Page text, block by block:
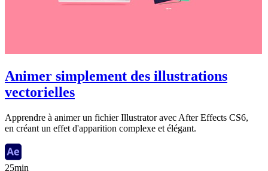
Animer simplement des illustrations
vectorielles
Apprendre à animer un fichier Illustrator avec After Effects CS6,
en créant un effet d'apparition complexe et élégant.
25min